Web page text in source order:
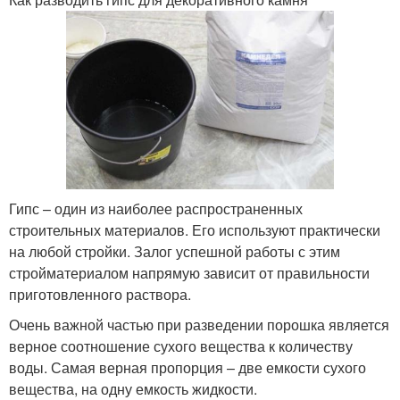
Гипс – один из наиболее распространенных
строительных материалов. Его используют практически
на любой стройки. Залог успешной работы с этим
стройматериалом напрямую зависит от правильности
приготовленного раствора.
Очень важной частью при разведении порошка является
верное соотношение сухого вещества к количеству
воды. Самая верная пропорция – две емкости сухого
вещества, на одну емкость жидкости.